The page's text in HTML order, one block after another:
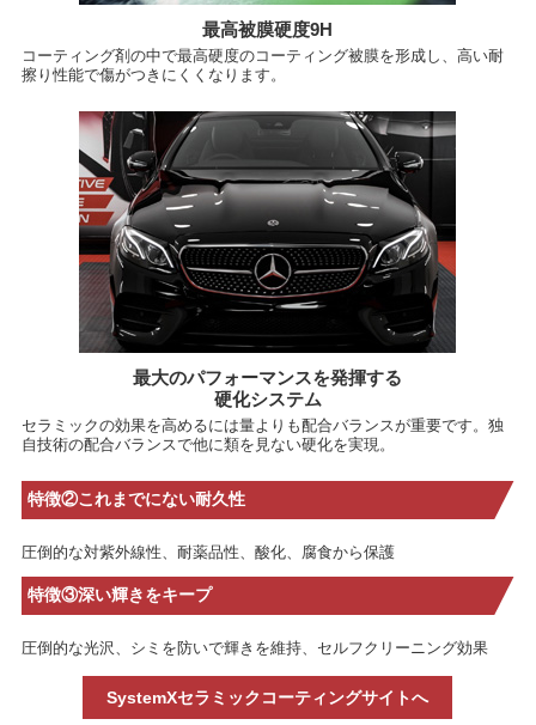
最高被膜硬度9H
コーティング剤の中で最高硬度のコーティング被膜を形成し、高い耐
擦り性能で傷がつきにくくなります。
最大のパフォーマンスを発揮する
硬化システム
セラミックの効果を高めるには量よりも配合バランスが重要です。独
自技術の配合バランスで他に類を見ない硬化を実現。
特徴②これまでにない耐久性
圧倒的な対紫外線性、耐薬品性、酸化、腐食から保護
特徴③深い輝きをキープ
圧倒的な光沢、シミを防いで輝きを維持、セルフクリーニング効果
SystemXセラミックコーティングサイトへ